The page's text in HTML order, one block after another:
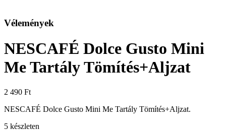
Vélemények
NESCAFÉ Dolce Gusto Mini
Me Tartály Tömítés+Aljzat
2 490 Ft
NESCAFÉ Dolce Gusto Mini Me Tartály Tömítés+Aljzat.
5 készleten